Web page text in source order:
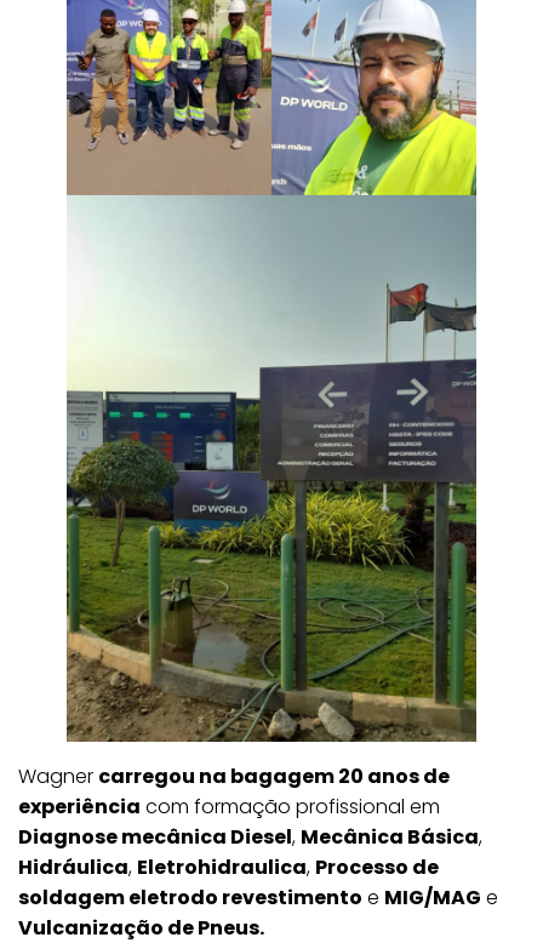
Wagner carregou na bagagem 20 anos de
experiência com formação profissional em
Diagnose mecânica Diesel, Mecânica Básica,
Hidráulica, Eletrohidraulica, Processo de
soldagem eletrodo revestimento e MIG/MAG e
Vulcanização de Pneus.